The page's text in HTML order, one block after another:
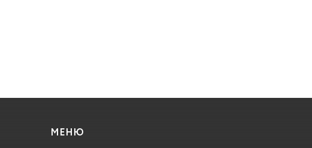
МЕНЮ